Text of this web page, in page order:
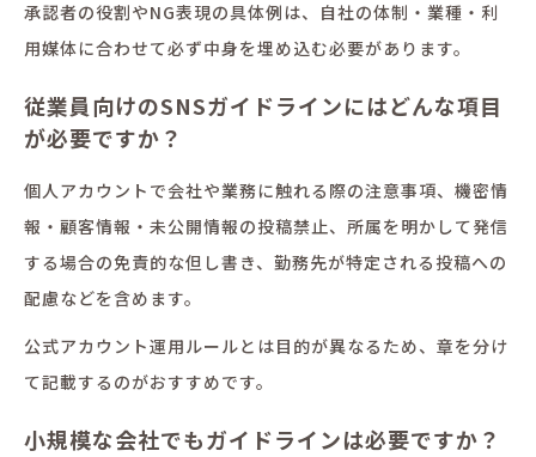
承認者の役割やNG表現の具体例は、自社の体制・業種・利
用媒体に合わせて必ず中身を埋め込む必要があります。
従業員向けのSNSガイドラインにはどんな項目
が必要ですか？
個人アカウントで会社や業務に触れる際の注意事項、機密情
報・顧客情報・未公開情報の投稿禁止、所属を明かして発信
する場合の免責的な但し書き、勤務先が特定される投稿への
配慮などを含めます。
公式アカウント運用ルールとは目的が異なるため、章を分け
て記載するのがおすすめです。
小規模な会社でもガイドラインは必要ですか？